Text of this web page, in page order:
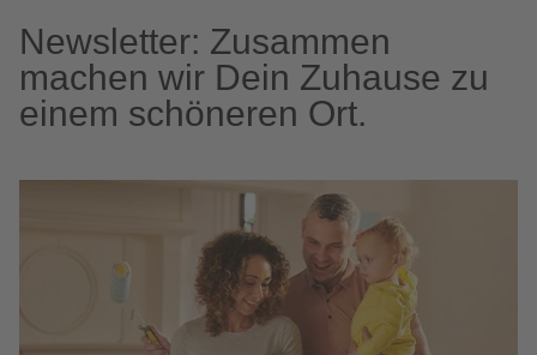
Newsletter: Zusammen
machen wir Dein Zuhause zu
einem schöneren Ort.